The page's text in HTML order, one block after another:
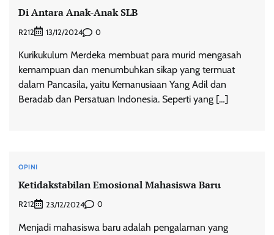
Di Antara Anak-Anak SLB
R212 13/12/2024 0
Kurikukulum Merdeka membuat para murid mengasah
kemampuan dan menumbuhkan sikap yang termuat
dalam Pancasila, yaitu Kemanusiaan Yang Adil dan
Beradab dan Persatuan Indonesia. Seperti yang […]
OPINI
Ketidakstabilan Emosional Mahasiswa Baru
R212 23/12/2024 0
Menjadi mahasiswa baru adalah pengalaman yang